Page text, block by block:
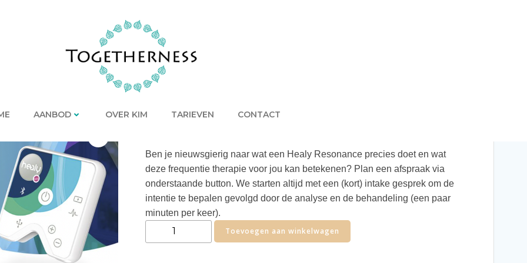
AANBOD OVER KIM TARIEVEN CONTACT
Ben je nieuwsgierig naar wat een Healy Resonance precies doet en wat
deze frequentie therapie voor jou kan betekenen? Plan een afspraak via
onderstaande button. We starten altijd met een (kort) intake gesprek om de
intentie te bepalen gevolgd door de analyse en de behandeling (een paar
minuten per keer).
Frequentie
Therapie
Toevoegen aan winkelwagen